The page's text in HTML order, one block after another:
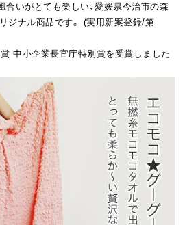
合いがとても楽しい、愛媛県今治市の森
ジナル商品です。 (実用新案登録/第
中小企業長官庁特別賞を受賞しました